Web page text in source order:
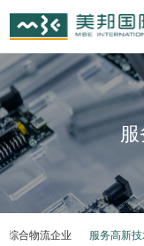
综合物流企业 服务高新